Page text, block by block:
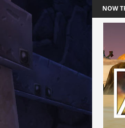
NOW
4: ВОЙНА, КОТОРАЯ ЗАКОНЧИЛАСЬ БЕЗ